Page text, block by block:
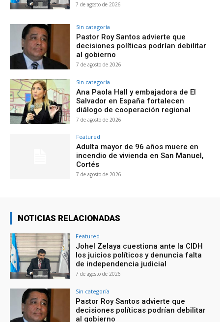
7 de agosto de 2026
Sin categoría
Pastor Roy Santos advierte que
decisiones políticas podrían debilitar
al gobierno
7 de agosto de 2026
Sin categoría
Ana Paola Hall y embajadora de El
Salvador en España fortalecen
diálogo de cooperación regional
7 de agosto de 2026
Featured
Adulta mayor de 96 años muere en
incendio de vivienda en San Manuel,
Cortés
7 de agosto de 2026
NOTICIAS RELACIONADAS
Featured
Johel Zelaya cuestiona ante la CIDH
los juicios políticos y denuncia falta
de independencia judicial
7 de agosto de 2026
Sin categoría
Pastor Roy Santos advierte que
decisiones políticas podrían debilitar
al gobierno